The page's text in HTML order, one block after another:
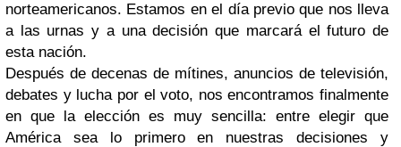
norteamericanos. Estamos en el día previo que nos lleva
a las urnas y a una decisión que marcará el futuro de
esta nación.
Después de decenas de mítines, anuncios de televisión,
debates y lucha por el voto, nos encontramos finalmente
en que la elección es muy sencilla: entre elegir que
América sea lo primero en nuestras decisiones y